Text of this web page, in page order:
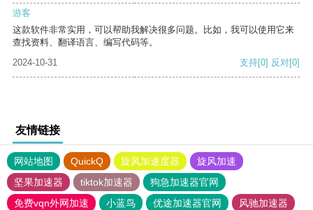
游客
这款软件非常实用，可以帮助我解决很多问题。比如，我可以使用它来
查找资料、翻译语言、编写代码等。
2024-10-31
支持[0] 反对[0]
友情链接
网站地图 QuickQ 旋风加速度器
旋风加速
坚果加速器
tiktok加速器
狗急加速器官网
免费vqn外网加速
小蓝鸟 优途加速器官网 风驰加速器